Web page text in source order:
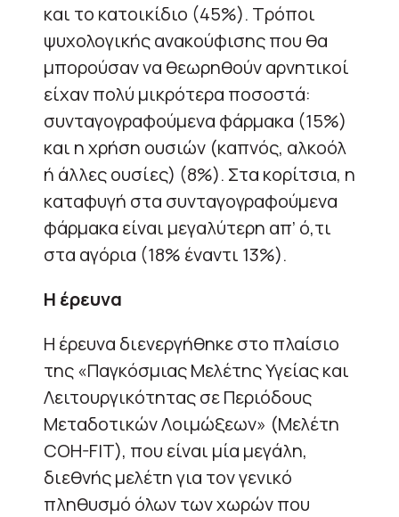
και το κατοικίδιο (45%). Τρόποι
ψυχολογικής ανακούφισης που θα
μπορούσαν να θεωρηθούν αρνητικοί
είχαν πολύ μικρότερα ποσοστά:
συνταγογραφούμενα φάρμακα (15%)
και η χρήση ουσιών (καπνός, αλκοόλ
ή άλλες ουσίες) (8%). Στα κορίτσια, η
καταφυγή στα συνταγογραφούμενα
φάρμακα είναι μεγαλύτερη απ’ ό,τι
στα αγόρια (18% έναντι 13%).
Η έρευνα
Η έρευνα διενεργήθηκε στο πλαίσιο
της «Παγκόσμιας Μελέτης Υγείας και
Λειτουργικότητας σε Περιόδους
Μεταδοτικών Λοιμώξεων» (Μελέτη
COH-FIT), που είναι μία μεγάλη,
διεθνής μελέτη για τον γενικό
πληθυσμό όλων των χωρών που